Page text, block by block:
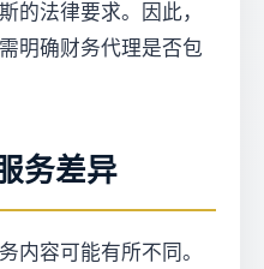
的法律要求。因此，
明确财务代理是否包
务差异
内容可能有所不同。